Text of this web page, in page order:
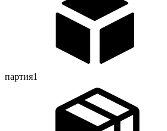
партия1